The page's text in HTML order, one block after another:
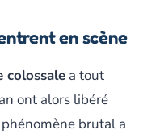
en scène
colossale a tout
ont alors libéré
brutal a